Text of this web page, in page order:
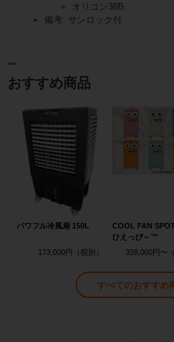
オリコン38B
備考: サンロック付
おすすめ商品
パワフル冷風扇 150L
173,000円
COOL FAN
ひえっぴ～™
328,000円〜
すべてのおすすめ